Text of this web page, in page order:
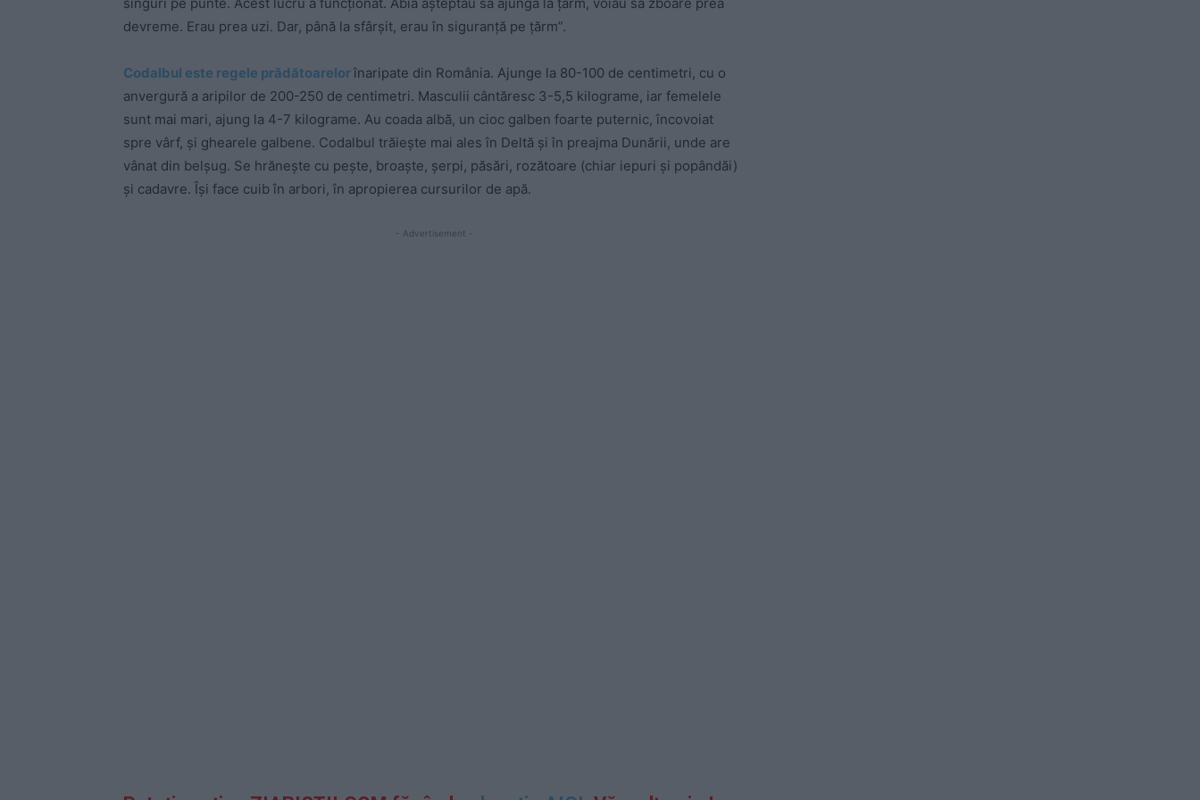
singuri pe punte. Acest lucru a funcționat. Abia așteptau să ajungă la țărm, voiau să zboare prea
devreme. Erau prea uzi. Dar, până la sfârșit, erau în siguranță pe țărm”.
Codalbul este regele prădătoarelorînaripate din România. Ajunge la 80-100 de centimetri, cu o
anvergură a aripilor de 200-250 de centimetri. Masculii cântăresc 3-5,5 kilograme, iar femelele
sunt mai mari, ajung la 4-7 kilograme. Au coada albă, un cioc galben foarte puternic, încovoiat
spre vârf, și ghearele galbene. Codalbul trăiește mai ales în Deltă și în preajma Dunării, unde are
vânat din belșug. Se hrănește cu pește, broaște, șerpi, păsări, rozătoare (chiar iepuri și popândăi)
și cadavre. Își face cuib în arbori, în apropierea cursurilor de apă.
- Advertisement -